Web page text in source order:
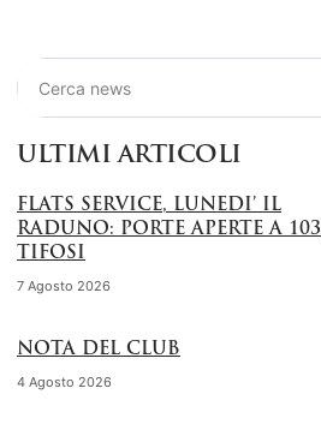
ULTIMI ARTICOLI
FLATS SERVICE, LUNEDI’ IL
RADUNO: PORTE APERTE A 103
TIFOSI
7 Agosto 2026
NOTA DEL CLUB
4 Agosto 2026